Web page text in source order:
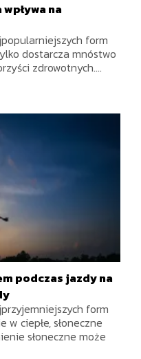
na
form
dostarcza mnóstwo
zdrowotnych....
podczas jazdy na
form
ciepłe, słoneczne
słoneczne może